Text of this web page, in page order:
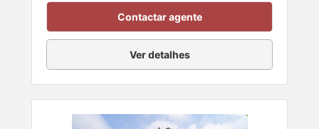
Contactar agente
Ver detalhes